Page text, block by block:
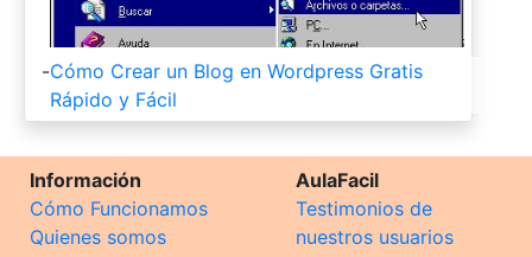
-Cómo Crear un Blog en Wordpress Gratis
Rápido y Fácil
Información
Cómo Funcionamos
Quienes somos
AulaFacil
Testimonios de
nuestros usuarios